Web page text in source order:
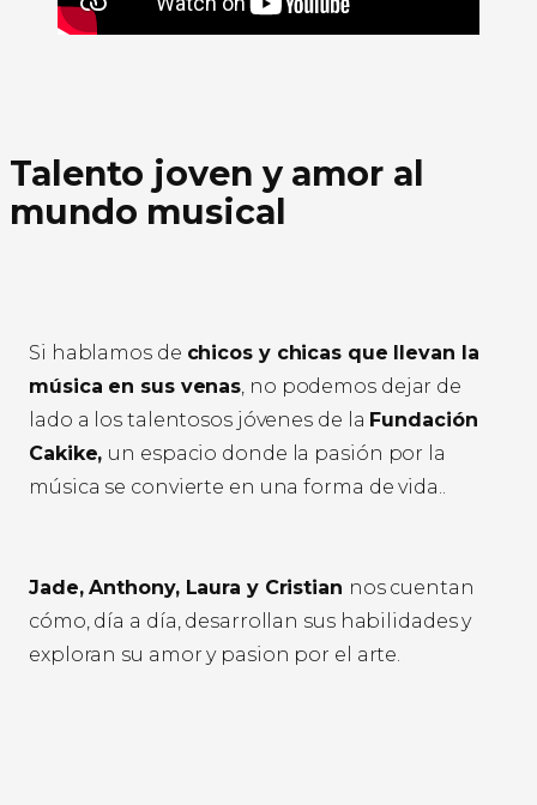
Talento joven y amor al
mundo musical
Si hablamos de chicos y chicas que llevan la
música en sus venas, no podemos dejar de
lado a los talentosos jóvenes de la Fundación
Cakike, un espacio donde la pasión por la
música se convierte en una forma de vida..
Jade, Anthony, Laura y Cristian nos cuentan
cómo, día a día, desarrollan sus habilidades y
exploran su amor y pasion por el arte.